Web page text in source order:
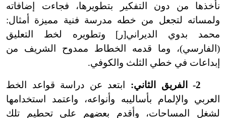
نأخذها من دون التفكير بتطويرها، فجاءت إضافاته
ولمساته لتجعل من خطه مدرسة فنية مميزة أمثال:
محمد بدوي الديراني[ر] وتطويره لخط التعليق
(الفارسي)، وما قدمه الخطاط ممدوح الشريف من
إبداعات في خطي الثلث والكوفي.
2
-الفريق الثاني: ابتعد عن دراسة قواعد الخط
العربي والإلمام بأساليبه وأنواعه، واعتمد استخدامها
لشغل المساحات، وأقدم بعضهم على تحطيم تلك